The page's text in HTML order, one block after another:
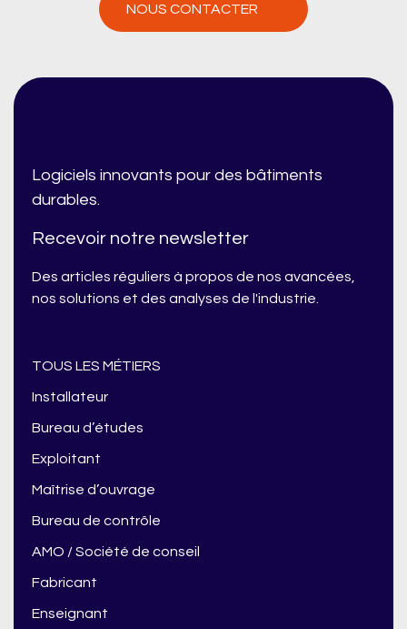
NOUS CONTACTER
Logiciels innovants pour des bâtiments
durables.
Recevoir notre newsletter
Des articles réguliers à propos de nos avancées,
nos solutions et des analyses de l'industrie.
TOUS LES MÉTIERS
Installateur
Bureau d’études
Exploitant
Maîtrise d’ouvrage
Bureau de contrôle
AMO / Société de conseil
Fabricant
Enseignant